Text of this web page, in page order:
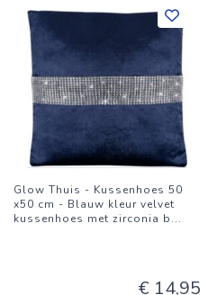
Glow Thuis - Kussenhoes 50
x50 cm - Blauw kleur velvet
kussenhoes met zirconia b...
€ 14,95